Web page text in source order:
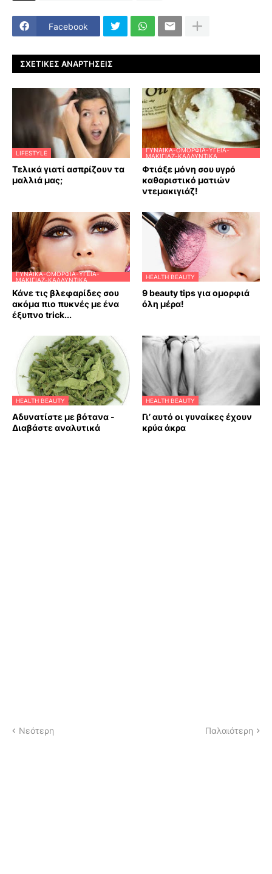
Facebook
ΣΧΕΤΙΚΈΣ ΑΝΑΡΤΉΣΕΙΣ
LIFESTYLE
Τελικά γιατί ασπρίζουν τα
μαλλιά μας;
ΓΥΝΑΊΚΑ-ΟΜΟΡΦΙΆ-ΥΓΕΊΑ-
ΜΑΚΙΓΙΆΖ-ΚΑΛΛΥΝΤΙΚΆ
Φτιάξε μόνη σου υγρό
καθαριστικό ματιών
ντεμακιγιάζ!
ΓΥΝΑΊΚΑ-ΟΜΟΡΦΙΆ-ΥΓΕΊΑ-
ΜΑΚΙΓΙΆΖ-ΚΑΛΛΥΝΤΙΚΆ
Κάνε τις βλεφαρίδες σου
ακόμα πιο πυκνές με ένα
έξυπνο trick...
HEALTH BEAUTY
9 beauty tips για ομορφιά
όλη μέρα!
HEALTH BEAUTY
Αδυνατίστε με βότανα -
Διαβάστε αναλυτικά
HEALTH BEAUTY
Γι’ αυτό οι γυναίκες έχουν
κρύα άκρα
Νεότερη Παλαιότερη